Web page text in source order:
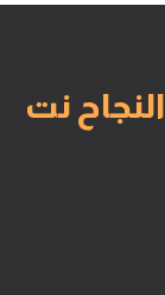
النجاح نت